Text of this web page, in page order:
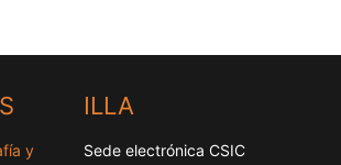
y
ILLA
Sede electrónica CSIC